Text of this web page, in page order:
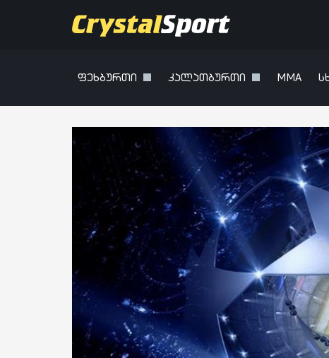
ფეხბურთი კალათბურთი MMA